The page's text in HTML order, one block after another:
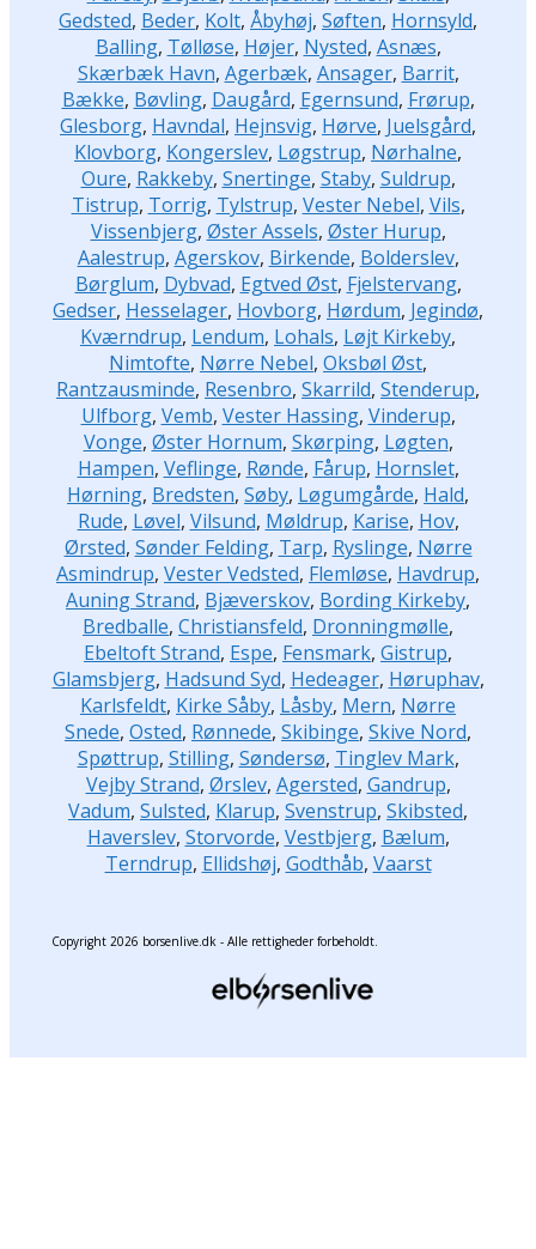
Gedsted, Beder, Kolt, Åbyhøj, Søften, Hornsyld,
Balling, Tølløse, Højer, Nysted, Asnæs,
Skærbæk Havn, Agerbæk, Ansager, Barrit,
Bække, Bøvling, Daugård, Egernsund, Frørup,
Glesborg, Havndal, Hejnsvig, Hørve, Juelsgård,
Klovborg, Kongerslev, Løgstrup, Nørhalne,
Oure, Rakkeby, Snertinge, Staby, Suldrup,
Tistrup, Torrig, Tylstrup, Vester Nebel, Vils,
Vissenbjerg, Øster Assels, Øster Hurup,
Aalestrup, Agerskov, Birkende, Bolderslev,
Børglum, Dybvad, Egtved Øst, Fjelstervang,
Gedser, Hesselager, Hovborg, Hørdum, Jegindø,
Kværndrup, Lendum, Lohals, Løjt Kirkeby,
Nimtofte, Nørre Nebel, Oksbøl Øst,
Rantzausminde, Resenbro, Skarrild, Stenderup,
Ulfborg, Vemb, Vester Hassing, Vinderup,
Vonge, Øster Hornum, Skørping, Løgten,
Hampen, Veflinge, Rønde, Fårup, Hornslet,
Hørning, Bredsten, Søby, Løgumgårde, Hald,
Rude, Løvel, Vilsund, Møldrup, Karise, Hov,
Ørsted, Sønder Felding, Tarp, Ryslinge, Nørre
Asmindrup, Vester Vedsted, Flemløse, Havdrup,
Auning Strand, Bjæverskov, Bording Kirkeby,
Bredballe, Christiansfeld, Dronningmølle,
Ebeltoft Strand, Espe, Fensmark, Gistrup,
Glamsbjerg, Hadsund Syd, Hedeager, Høruphav,
Karlsfeldt, Kirke Såby, Låsby, Mern, Nørre
Snede, Osted, Rønnede, Skibinge, Skive Nord,
Spøttrup, Stilling, Søndersø, Tinglev Mark,
Vejby Strand, Ørslev, Agersted, Gandrup,
Vadum, Sulsted, Klarup, Svenstrup, Skibsted,
Haverslev, Storvorde, Vestbjerg, Bælum,
Terndrup, Ellidshøj, Godthåb, Vaarst
Copyright 2026 borsenlive.dk - Alle rettigheder forbeholdt.